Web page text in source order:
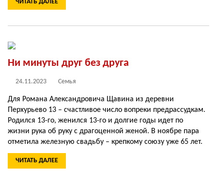
ЧИТАТЬ ДАЛЕЕ
Ни минуты друг без друга
24.11.2023 Семья
Для Романа Александровича Щавина из деревни
Перхурьево 13 – счастливое число вопреки предрассудкам.
Родился 13-го, женился 13-го и долгие годы идет по
жизни рука об руку с драгоценной женой. В ноябре пара
отметила железную свадьбу – крепкому союзу уже 65 лет.
ЧИТАТЬ ДАЛЕЕ